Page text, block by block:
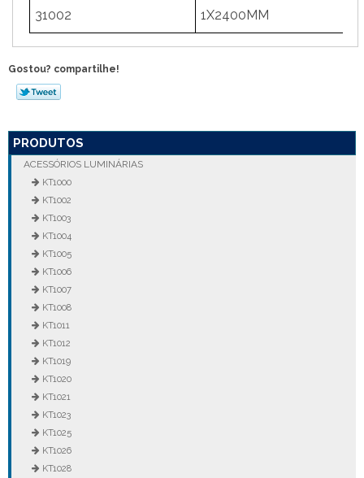
31002 1X2400MM
Gostou? compartilhe!
PRODUTOS
ACESSÓRIOS LUMINÁRIAS
KT1000
KT1002
KT1003
KT1004
KT1005
KT1006
KT1007
KT1008
KT1011
KT1012
KT1019
KT1020
KT1021
KT1023
KT1025
KT1026
KT1028